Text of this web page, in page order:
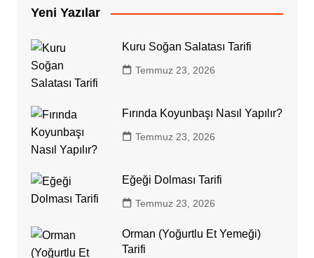
Yeni Yazılar
Kuru Soğan Salatası Tarifi
Temmuz 23, 2026
Fırında Koyunbaşı Nasıl Yapılır?
Temmuz 23, 2026
Eğeği Dolması Tarifi
Temmuz 23, 2026
Orman (Yoğurtlu Et Yemeği)
Tarifi